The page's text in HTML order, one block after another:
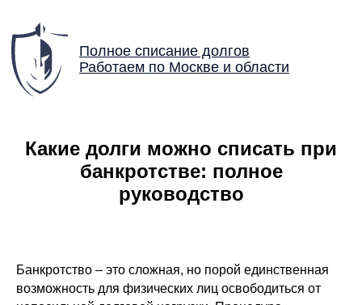
Полное списание долгов
Работаем по Москве и области
Какие долги можно списать при
банкротстве: полное
руководство
Банкротство – это сложная, но порой единственная
возможность для физических лиц освободиться от